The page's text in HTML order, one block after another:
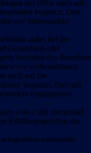
der Höhe nach auf
begrenzt. Dies
wie insbesondere
außer bei der
Gesundheit oder
Verhalten des
vorhersehbaren
nach auf die
begrenzt. Dies gilt
entgangenen
a bis c gilt sinngemäß
Erfüllungsgehilfen des
nationalem